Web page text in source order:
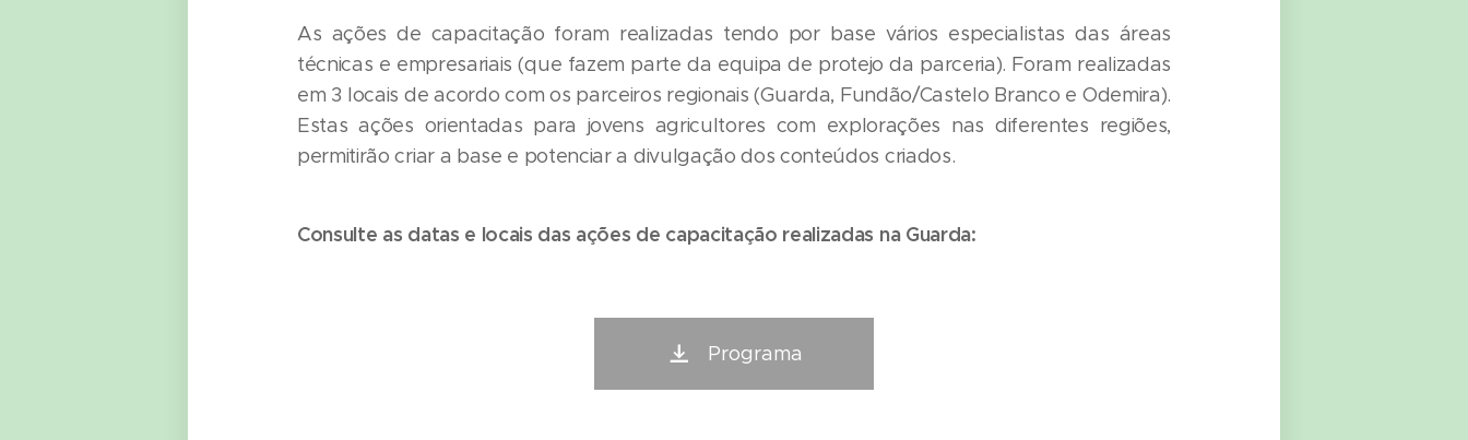
As ações de capacitação foram realizadas tendo por base vários especialistas das áreas
técnicas e empresariais (que fazem parte da equipa de protejo da parceria). Foram realizadas
em 3 locais de acordo com os parceiros regionais (Guarda, Fundão/Castelo Branco e Odemira).
Estas ações orientadas para jovens agricultores com explorações nas diferentes regiões,
permitirão criar a base e potenciar a divulgação dos conteúdos criados.
Consulte as datas e locais das ações de capacitação realizadas na Guarda:
Programa